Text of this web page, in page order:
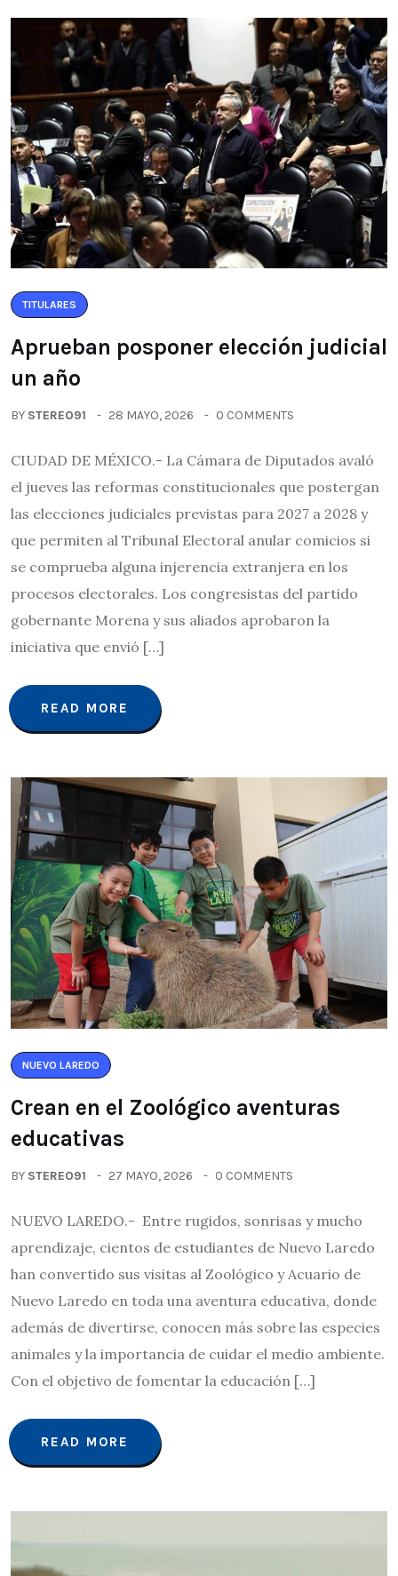
TITULARES
Aprueban posponer elección judicial
un año
BY STEREO91 28 MAYO, 2026 0 COMMENTS
CIUDAD DE MÉXICO.- La Cámara de Diputados avaló
el jueves las reformas constitucionales que postergan
las elecciones judiciales previstas para 2027 a 2028 y
que permiten al Tribunal Electoral anular comicios si
se comprueba alguna injerencia extranjera en los
procesos electorales. Los congresistas del partido
gobernante Morena y sus aliados aprobaron la
iniciativa que envió […]
READ MORE
NUEVO LAREDO
Crean en el Zoológico aventuras
educativas
BY STEREO91 27 MAYO, 2026 0 COMMENTS
NUEVO LAREDO.- Entre rugidos, sonrisas y mucho
aprendizaje, cientos de estudiantes de Nuevo Laredo
han convertido sus visitas al Zoológico y Acuario de
Nuevo Laredo en toda una aventura educativa, donde
además de divertirse, conocen más sobre las especies
animales y la importancia de cuidar el medio ambiente.
Con el objetivo de fomentar la educación […]
READ MORE